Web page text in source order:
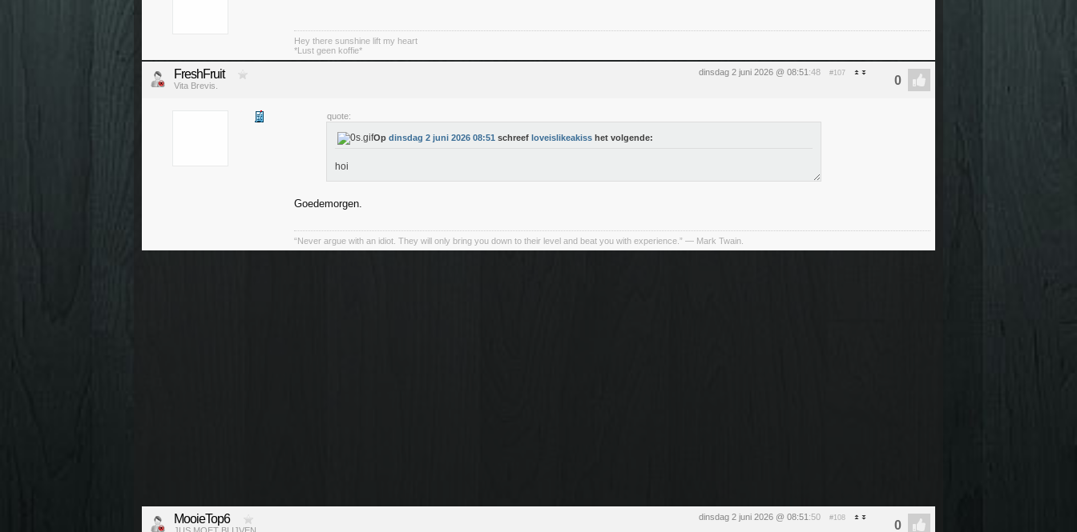
Hey there sunshine lift my heart
*Lust geen koffie*
dinsdag 2 juni 2026 @ 08:51 :48 #107
FreshFruit
Vita Brevis.
quote:
Op dinsdag 2 juni 2026 08:51 schreef loveislikeakiss het volgende:
hoi
Goedemorgen.
“Never argue with an idiot. They will only bring you down to their level and beat you with experience.” ― Mark Twain.
dinsdag 2 juni 2026 @ 08:51 :50 #108
MooieTop6